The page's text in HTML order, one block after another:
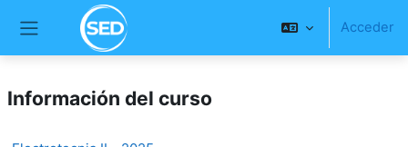
Salta al contenido principal
Panel lateral
Acceder
Información del curso